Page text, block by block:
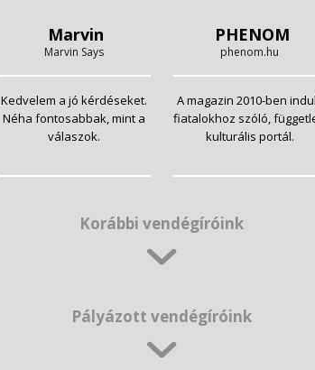
Marvin
Marvin Says
Kedvelem a jó kérdéseket.
Néha fontosabbak, mint a
válaszok.
PHENOM
phenom.hu
A magazin 2010-ben
fiatalokhoz szóló,
kulturális portál.
Korábbi vendégíróink
Pályázott vendégíróink